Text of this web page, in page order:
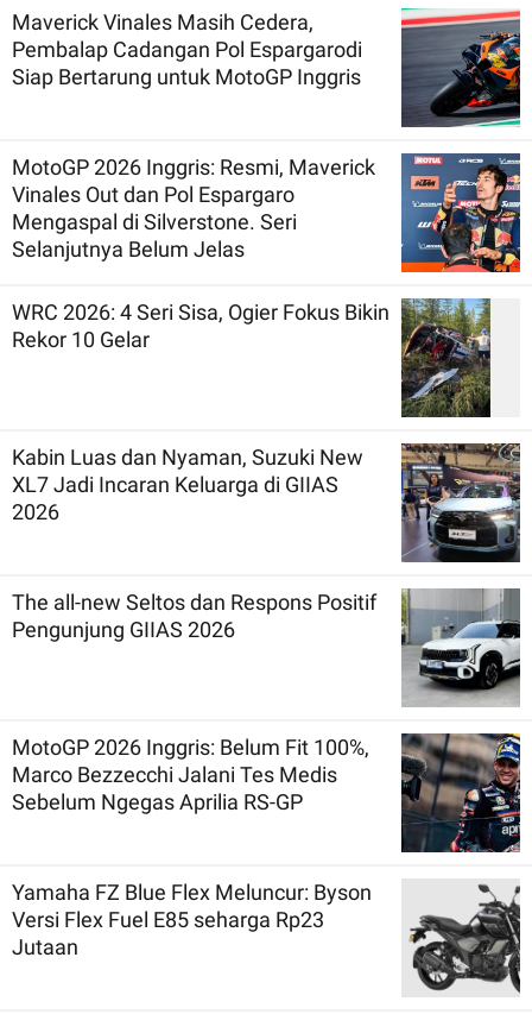
Maverick Vinales Masih Cedera,
Pembalap Cadangan Pol Espargarodi
Siap Bertarung untuk MotoGP Inggris
MotoGP 2026 Inggris: Resmi, Maverick
Vinales Out dan Pol Espargaro
Mengaspal di Silverstone. Seri
Selanjutnya Belum Jelas
WRC 2026: 4 Seri Sisa, Ogier Fokus Bikin
Rekor 10 Gelar
Kabin Luas dan Nyaman, Suzuki New
XL7 Jadi Incaran Keluarga di GIIAS
2026
The all-new Seltos dan Respons Positif
Pengunjung GIIAS 2026
MotoGP 2026 Inggris: Belum Fit 100%,
Marco Bezzecchi Jalani Tes Medis
Sebelum Ngegas Aprilia RS-GP
Yamaha FZ Blue Flex Meluncur: Byson
Versi Flex Fuel E85 seharga Rp23
Jutaan